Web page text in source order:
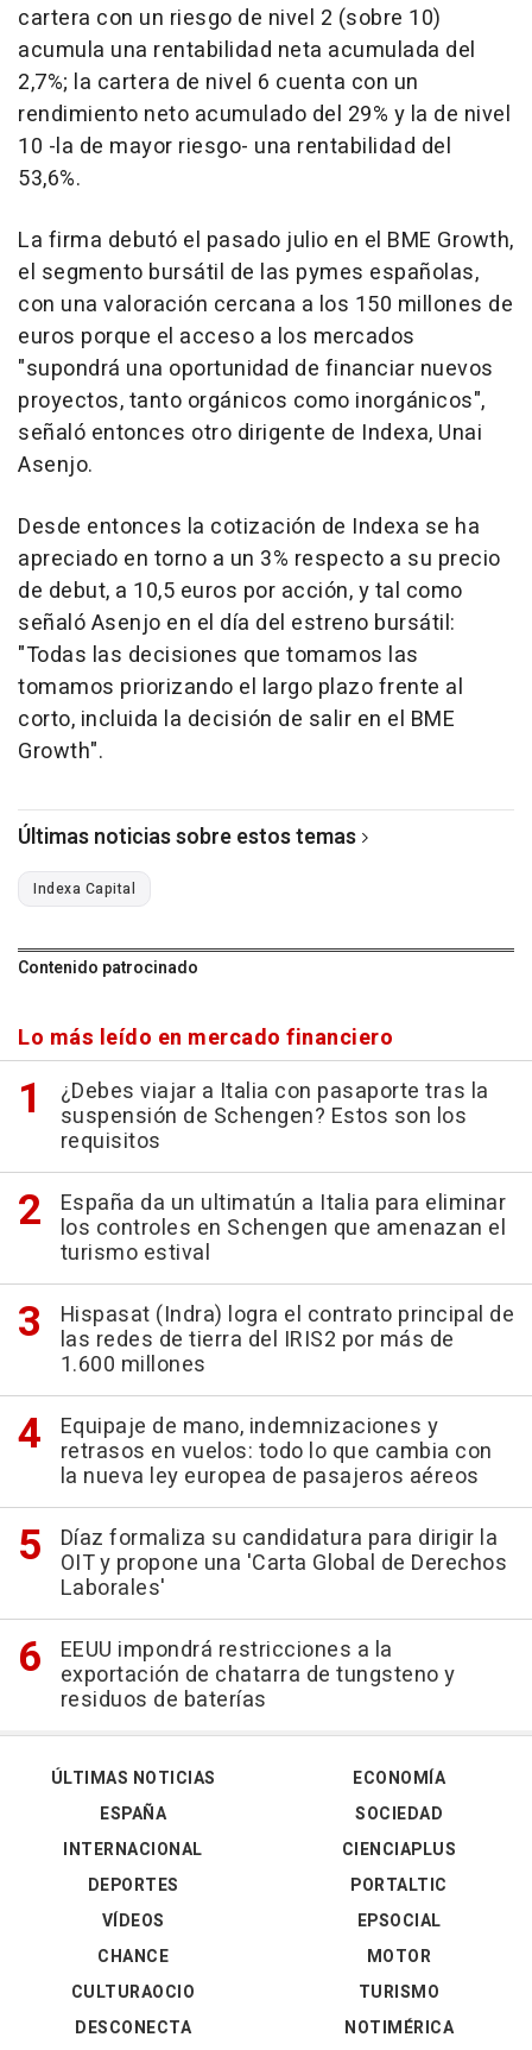
cartera con un riesgo de nivel 2 (sobre 10)
acumula una rentabilidad neta acumulada del
2,7%; la cartera de nivel 6 cuenta con un
rendimiento neto acumulado del 29% y la de nivel
10 -la de mayor riesgo- una rentabilidad del
53,6%.
La firma debutó el pasado julio en el BME Growth,
el segmento bursátil de las pymes españolas,
con una valoración cercana a los 150 millones de
euros porque el acceso a los mercados
"supondrá una oportunidad de financiar nuevos
proyectos, tanto orgánicos como inorgánicos",
señaló entonces otro dirigente de Indexa, Unai
Asenjo.
Desde entonces la cotización de Indexa se ha
apreciado en torno a un 3% respecto a su precio
de debut, a 10,5 euros por acción, y tal como
señaló Asenjo en el día del estreno bursátil:
"Todas las decisiones que tomamos las
tomamos priorizando el largo plazo frente al
corto, incluida la decisión de salir en el BME
Growth".
Últimas noticias sobre estos temas
Indexa Capital
Contenido patrocinado
Lo más leído en mercado financiero
¿Debes viajar a Italia con pasaporte tras la
suspensión de Schengen? Estos son los
requisitos
España da un ultimatún a Italia para eliminar
los controles en Schengen que amenazan el
turismo estival
Hispasat (Indra) logra el contrato principal de
las redes de tierra del IRIS2 por más de
1.600 millones
Equipaje de mano, indemnizaciones y
retrasos en vuelos: todo lo que cambia con
la nueva ley europea de pasajeros aéreos
Díaz formaliza su candidatura para dirigir la
OIT y propone una 'Carta Global de Derechos
Laborales'
EEUU impondrá restricciones a la
exportación de chatarra de tungsteno y
residuos de baterías
ÚLTIMAS NOTICIAS
ESPAÑA
INTERNACIONAL
DEPORTES
VÍDEOS
ECONOMÍA
SOCIEDAD
CIENCIAPLUS
PORTALTIC
EPSOCIAL
CHANCE
CULTURAOCIO
DESCONECTA
MOTOR
TURISMO
NOTIMÉRICA